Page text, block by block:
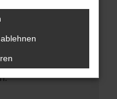
Schritte versucht
werden
uns bei der